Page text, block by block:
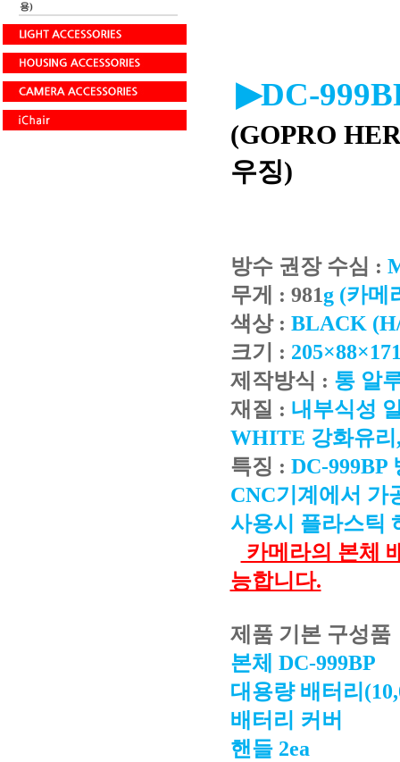
용)
▶DC-
(GOPRO
우징)
방수 권장 수심 :
무게 : 981g (카메
색상 : BLACK
크기 :
제작방식 : 통 알
재질 : 내부식성
WHITE 강화유
특징 : DC-999BP
CNC기계에서 가
사용시 플라스틱
카메라의 본체
능합니다.
제품 기본 구성품
본체 DC-999BP
대용량 배터리 (
배터리 커버
핸들 2ea